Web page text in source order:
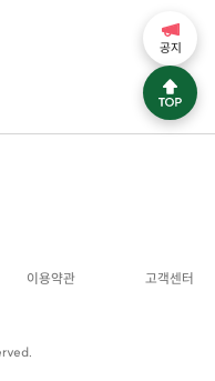
이용약관 고객센터
공지